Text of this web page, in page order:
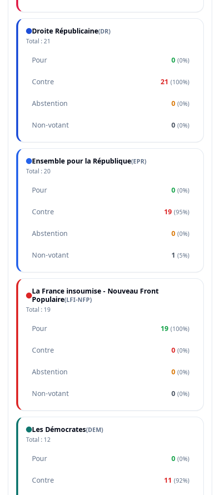
Droite Républicaine(DR)
Total :21
Pour 0 (0%)
Contre 21 (100%)
Abstention 0 (0%)
Non-votant 0 (0%)
Ensemble pour la République(EPR)
Total :20
Pour 0 (0%)
Contre 19 (95%)
Abstention 0 (0%)
Non-votant 1 (5%)
La France insoumise - Nouveau Front
Populaire(LFI-NFP)
Total : 19
Pour 19 (100%)
Contre 0 (0%)
Abstention 0 (0%)
Non-votant 0 (0%)
Les Démocrates(DEM)
Total : 12
Pour 0 (0%)
Contre 11 (92%)